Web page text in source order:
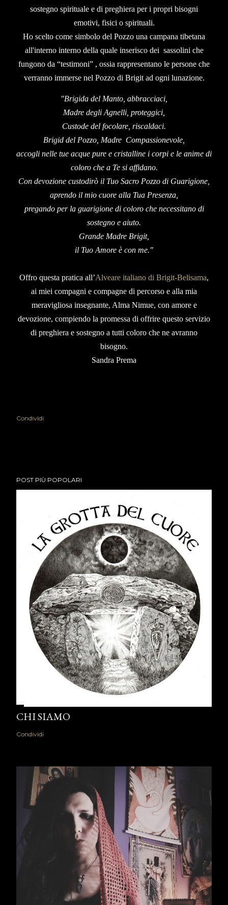
sostegno spirituale e di preghiera per i propri bisogni
emotivi, fisici o spirituali.
Ho scelto come simbolo del Pozzo una campana tibetana
all'interno interno della quale inserisco dei sassolini che
fungono da “testimoni” , ossia rappresentano le persone che
verranno immerse nel Pozzo di Brigit ad ogni lunazione.
"Brigida del Manto, abbracciaci,
Madre degli Agnelli, proteggici,
Custode del focolare, riscaldaci.
Brigid del Pozzo, Madre Compassionevole,
accogli nelle tue acque pure e cristalline i corpi e le anime di
coloro che a Te si affidano.
Con devozione custodirò il Tuo Sacro Pozzo di Guarigione,
aprendo il mio cuore alla Tua Presenza,
pregando per la guarigione di coloro che necessitano di
sostegno e aiuto.
Grande Madre Brigit,
il Tuo Amore è con me."
Offro questa pratica all’Alveare italiano di Brigit-Belisama,
ai miei compagni e compagne di percorso e alla mia
meravigliosa insegnante, Alma Nimue, con amore e
devozione, compiendo la promessa di offrire questo servizio
di preghiera e sostegno a tutti coloro che ne avranno
bisogno.
Sandra Prema
Condividi
POST PIÙ POPOLARI
CHI SIAMO
Condividi